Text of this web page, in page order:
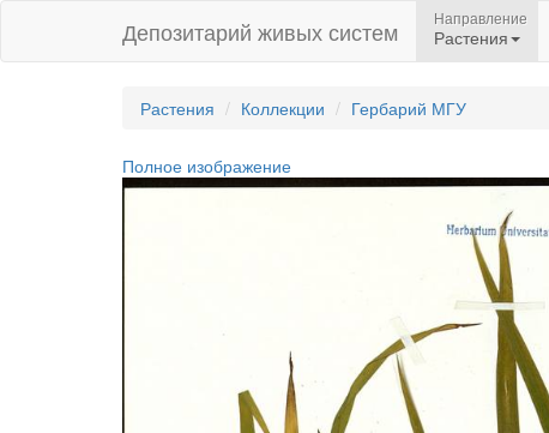
Депозитарий живых систем Направление
Растения
Растения Коллекции Гербарий МГУ
Полное изображение